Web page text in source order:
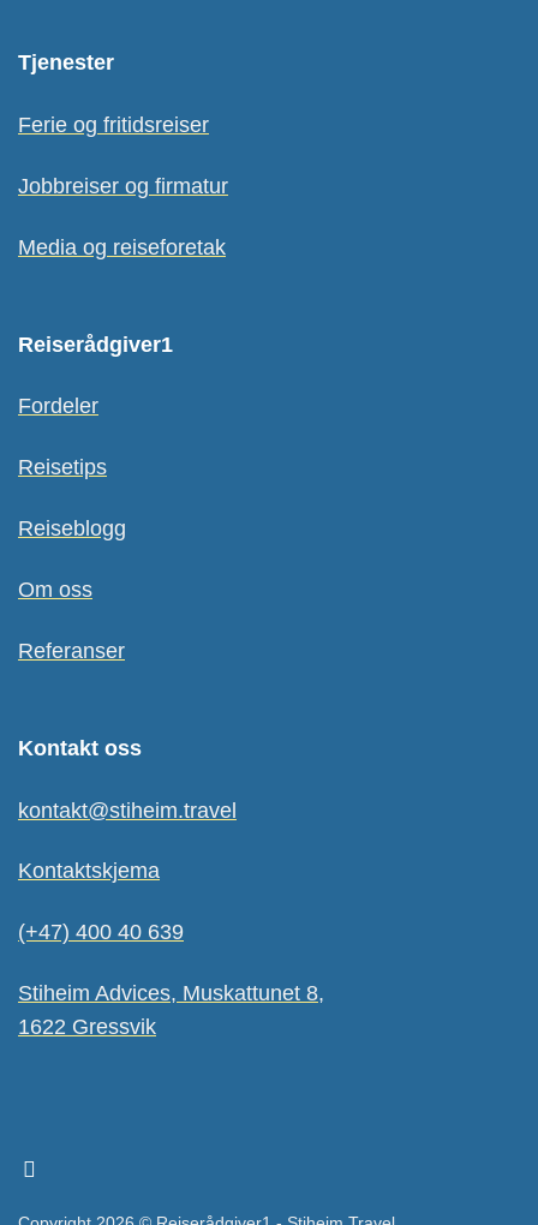
Tjenester
Ferie og fritidsreiser
Jobbreiser og firmatur
Media og reiseforetak
Reiserådgiver1
Fordeler
Reisetips
Reiseblogg
Om oss
Referanser
Kontakt oss
kontakt@stiheim.travel
Kontaktskjema
(+47) 400 40 639
Stiheim Advices, Muskattunet 8,
1622 Gressvik